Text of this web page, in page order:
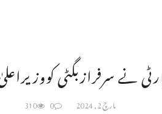
نے سرفرازبگٹی
مارچ 2, 2024 0
310